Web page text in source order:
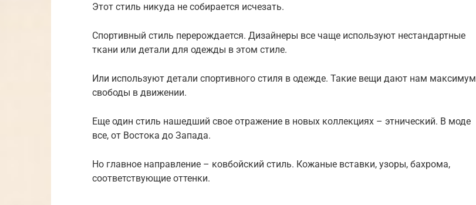
Этот стиль никуда не собирается исчезать.
Спортивный стиль перерождается. Дизайнеры все чаще используют нестандартные
ткани или детали для одежды в этом стиле.
Или используют детали спортивного стиля в одежде. Такие вещи дают нам максимум
свободы в движении.
Еще один стиль нашедший свое отражение в новых коллекциях – этнический. В моде
все, от Востока до Запада.
Но главное направление – ковбойский стиль. Кожаные вставки, узоры, бахрома,
соответствующие оттенки.